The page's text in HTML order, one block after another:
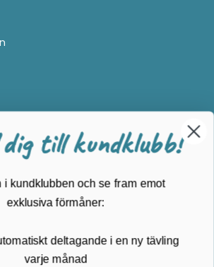
till kundklubb!
i kundklubben och se fram emot
exklusiva förmåner:
deltagande i en ny tävling
varje månad